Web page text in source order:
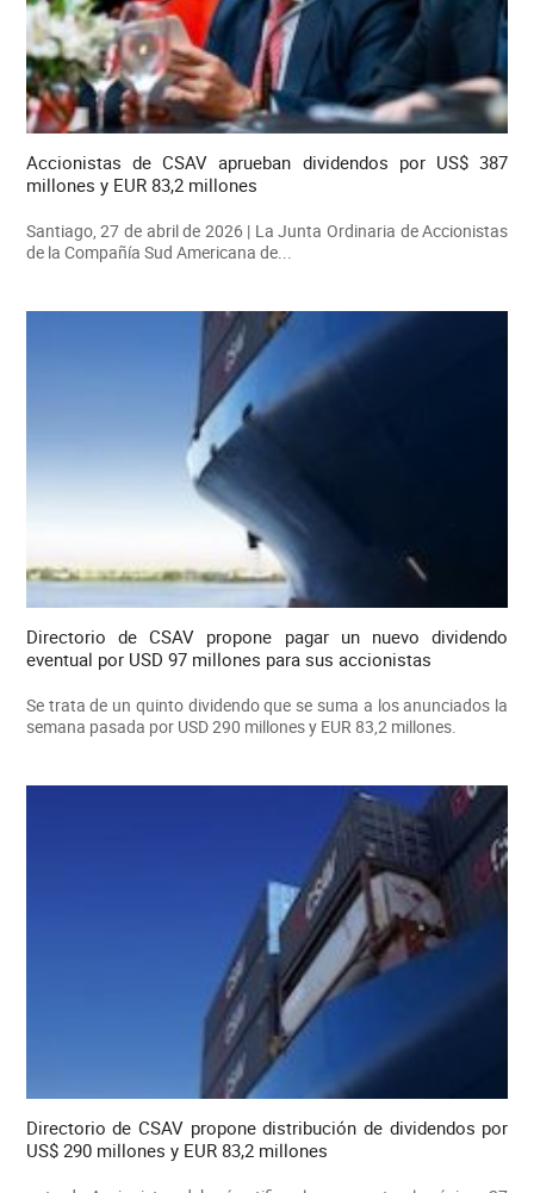
Accionistas de CSAV aprueban dividendos por US$ 387
millones y EUR 83,2 millones
Santiago, 27 de abril de 2026 | La Junta Ordinaria de Accionistas
de la Compañía Sud Americana de...
Directorio de CSAV propone pagar un nuevo dividendo
eventual por USD 97 millones para sus accionistas
Se trata de un quinto dividendo que se suma a los anunciados la
semana pasada por USD 290 millones y EUR 83,2 millones.
Directorio de CSAV propone distribución de dividendos por
US$ 290 millones y EUR 83,2 millones